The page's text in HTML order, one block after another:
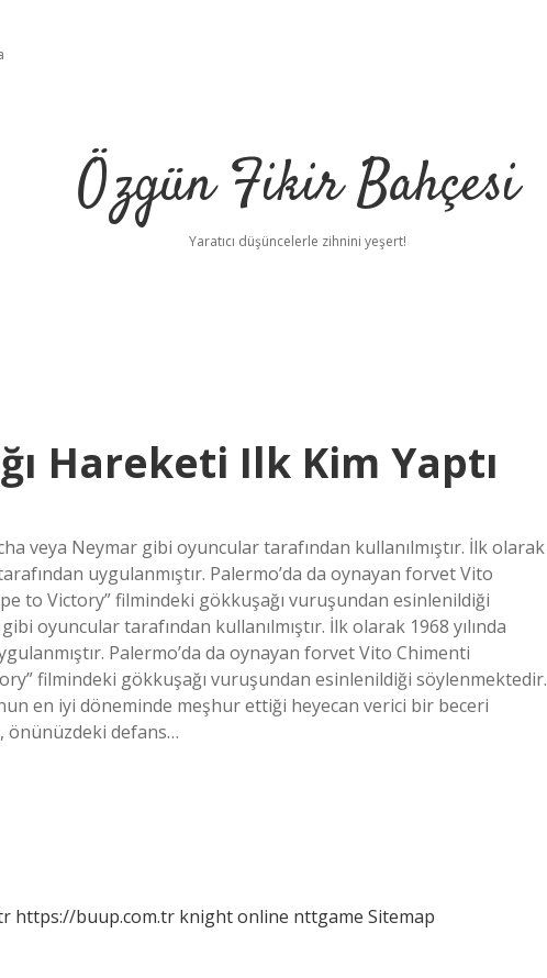
Özgün Fikir Bahçesi
Yaratıcı düşüncelerle zihnini yeşert!
Hareketi Ilk Kim Yaptı
veya Neymar gibi oyuncular tarafından kullanılmıştır. İlk olarak
uygulanmıştır. Palermo’da da oynayan forvet Vito
to Victory” filmindeki gökkuşağı vuruşundan esinlenildiği
oyuncular tarafından kullanılmıştır. İlk olarak 1968 yılında
Palermo’da da oynayan forvet Vito Chimenti
filmindeki gökkuşağı vuruşundan esinlenildiği söylenmektedir.
en iyi döneminde meşhur ettiği heyecan verici bir beceri
önünüzdeki defans…
https://buup.com.tr knight online nttgame Sitemap